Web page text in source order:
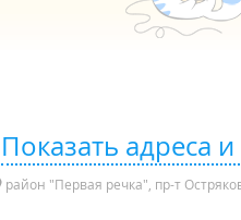
Показать адреса
район "Первая речка", пр-т